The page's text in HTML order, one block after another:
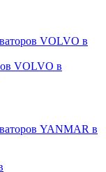
VOLVO в
VOLVO в
YANMAR в